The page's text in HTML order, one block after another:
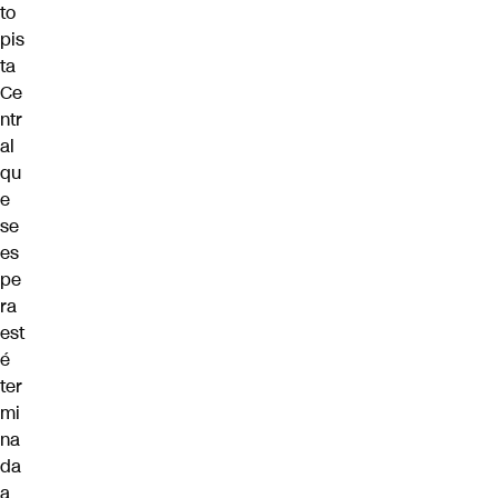
to
pis
ta
Ce
ntr
al
qu
e
se
es
pe
ra
est
é
ter
mi
na
da
a